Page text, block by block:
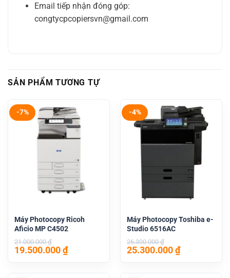
Email tiếp nhận đóng góp:
congtycpcopiersvn@gmail.com
SẢN PHẨM TƯƠNG TỰ
-7%
Máy Photocopy Ricoh
Aficio MP C4502
21.000.000₫
Giá
19.500.000₫Giá
hiện
-4%
Máy Photocopy Toshiba e-
Studio 6516AC
26.300.000₫
Giá
25.300.000₫Giá
hiện